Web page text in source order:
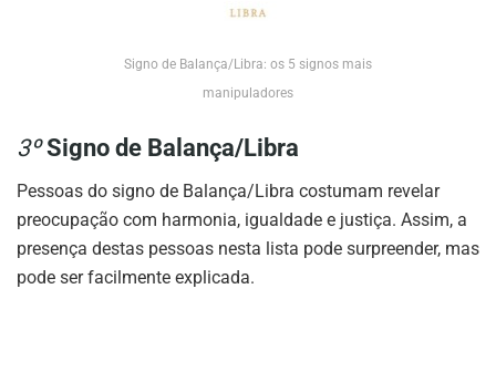
Signo de Balança/Libra: os 5 signos mais
manipuladores
3ºSigno de Balança/Libra
Pessoas do signo de Balança/Libra costumam revelar
preocupação com harmonia, igualdade e justiça. Assim, a
presença destas pessoas nesta lista pode surpreender, mas
pode ser facilmente explicada.